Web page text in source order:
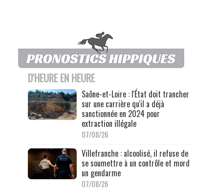
D'HEURE EN HEURE
Saône-et-Loire : l'État doit trancher
sur une carrière qu'il a déjà
sanctionnée en 2024 pour
extraction illégale
07/08/26
Villefranche : alcoolisé, il refuse de
se soumettre à un contrôle et mord
un gendarme
07/08/26